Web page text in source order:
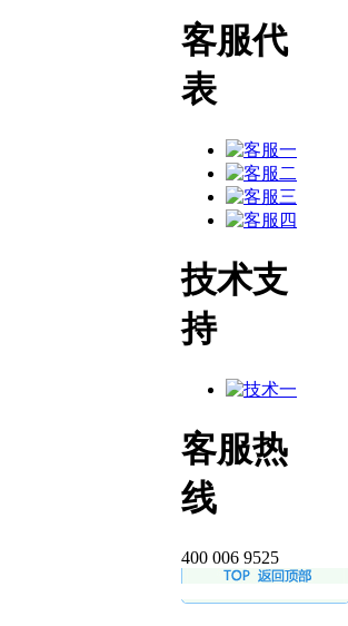
客服代
表
技术支
持
客服热
线
400 006 9525